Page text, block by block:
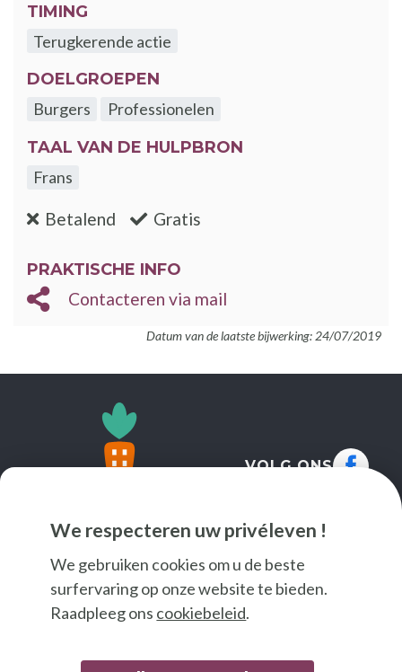
We respecteren uw privéleven !
We gebruiken cookies om u de beste
surfervaring op onze website te bieden.
Raadpleeg ons cookiebeleid.
TIMING
Terugkerende actie
DOELGROEPEN
Burgers
Professionelen
TAAL VAN DE HULPBRON
Frans
Betalend :nee Gratis
PRAKTISCHE INFO
Contacteren via mail
Datum van de laatste bijwerking: 24/07/2019
VOLG ONS